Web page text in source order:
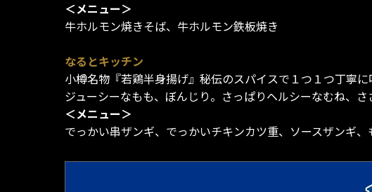
＜メニュー＞
牛ホルモン焼きそば、牛ホルモン鉄板焼き
なるとキッチン
小樽名物『若鶏半身揚げ』秘伝のスパイスで１つ１つ丁寧
ジューシーなもも、ぼんじり。さっぱりヘルシーなむね、
＜メニュー＞
でっかい串ザンギ、でっかいチキンカツ重、ソースザンギ